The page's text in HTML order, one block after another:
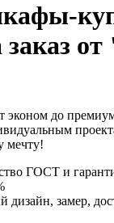
эконом до
мечту!
ГОСТ и
замер,